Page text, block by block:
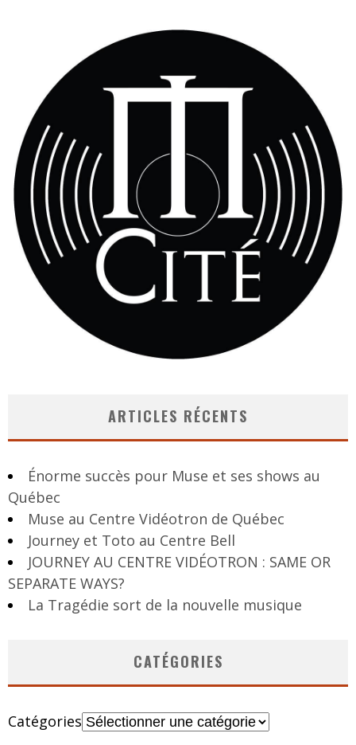
ARTICLES RÉCENTS
Énorme succès pour Muse et ses shows au
Québec
Muse au Centre Vidéotron de Québec
Journey et Toto au Centre Bell
JOURNEY AU CENTRE VIDÉOTRON : SAME OR
SEPARATE WAYS?
La Tragédie sort de la nouvelle musique
CATÉGORIES
Catégories